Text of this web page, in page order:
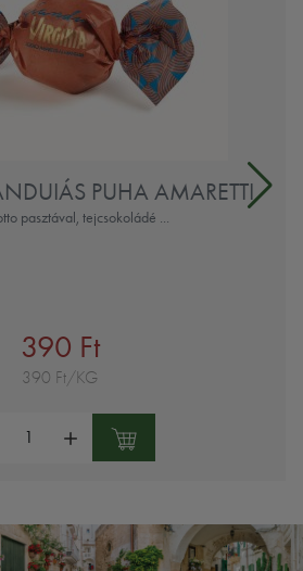
PUHA AMARETTI
pasztával, tejcsokoládé ...
390 Ft
390 Ft/KG